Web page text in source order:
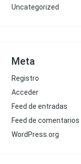
Uncategorized
Meta
Registro
Acceder
Feed de entradas
Feed de comentarios
WordPress.org